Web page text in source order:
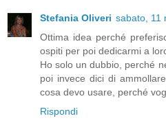
Stefania Oliveri sabato, 11
Ottima idea perché
ospiti per poi dedicarmi a
Ho solo un dubbio, perché
poi invece dici di
cosa devo usare, perché
Rispondi